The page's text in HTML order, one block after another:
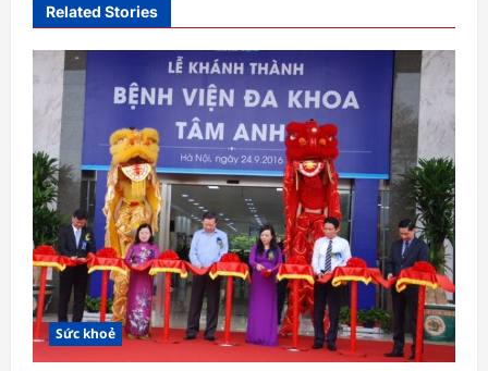
g
a
t
i
o
n
Related Stories
Sức khoẻ